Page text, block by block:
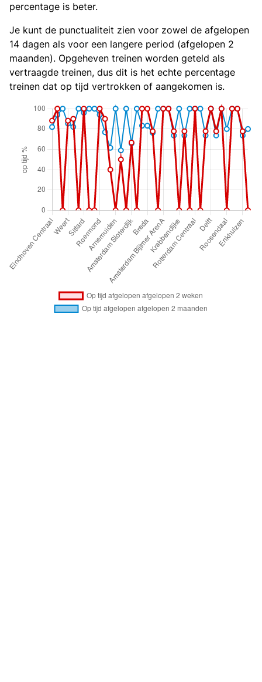
percentage is beter.
Je kunt de punctualiteit zien voor zowel de afgelopen
14 dagen als voor een langere period (afgelopen 2
maanden). Opgeheven treinen worden geteld als
vertraagde treinen, dus dit is het echte percentage
treinen dat op tijd vertrokken of aangekomen is.